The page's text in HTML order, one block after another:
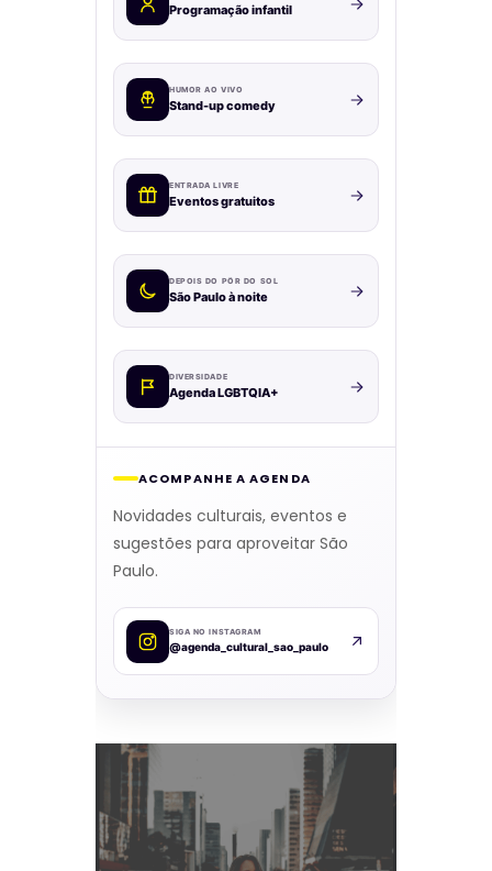
Programação infantil
HUMOR AO VIVO
Stand-up comedy
ENTRADA LIVRE
Eventos gratuitos
DEPOIS DO PÔR DO SOL
São Paulo à noite
DIVERSIDADE
Agenda LGBTQIA+
ACOMPANHE A AGENDA
Novidades culturais, eventos e
sugestões para aproveitar São
Paulo.
SIGA NO INSTAGRAM
@agenda_cultural_sao_paulo